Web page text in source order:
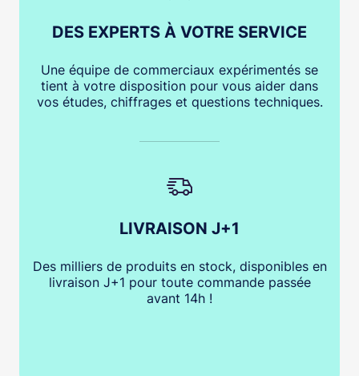
DES EXPERTS À VOTRE SERVICE
Une équipe de commerciaux expérimentés se
tient à votre disposition pour vous aider dans
vos études, chiffrages et questions techniques.
LIVRAISON J+1
Des milliers de produits en stock, disponibles en
livraison J+1 pour toute commande passée
avant 14h !